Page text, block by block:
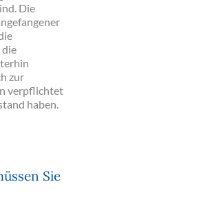
Die
zur
verpflichtet
haben.
Sie